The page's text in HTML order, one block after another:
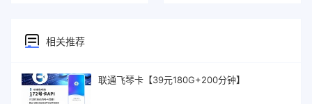
相关推荐
联通飞琴卡【39元180G+200分钟】